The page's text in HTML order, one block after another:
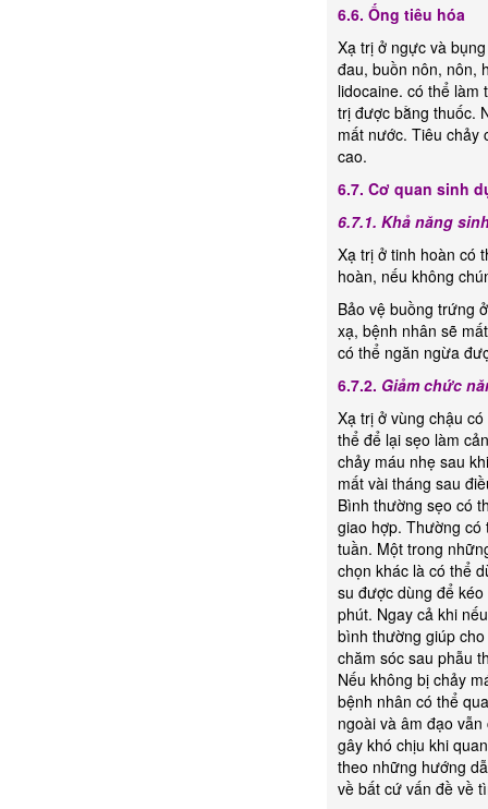
6.6. Ống tiêu hóa
Xạ trị ở ngực và
đau, buồn nôn, nôn,
lidocaine. có thể làm
trị được bằng thuốc.
mất nước. Tiêu chảy
cao.
6.7. Cơ quan sinh
6.7.1. Khả năng
Xạ trị ở tinh hoàn có
hoàn, nếu không
Bảo vệ buồng trứng
xạ, bệnh nhân sẽ
có thể ngăn ngừa
6.7.2. Giảm chức
Xạ trị ở vùng chậu
thể để lại sẹo làm
chảy máu nhẹ sau
mất vài tháng sau
Bình thường sẹo có
giao hợp. Thường có
tuần. Một trong
chọn khác là có thể
su được dùng để
phút. Ngay cả khi
bình thường giúp
chăm sóc sau phẫu
Nếu không bị chảy
bệnh nhân có thể
ngoài và âm đạo
gây khó chịu khi
theo những hướng
về bất cứ vấn đề về